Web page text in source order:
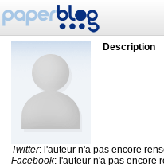
Description
Twitter: l'auteur n'a pas encore
Facebook: l'auteur n'a pas encore